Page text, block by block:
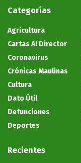
Categorías
Agricultura
Cartas Al Director
Coronavirus
Crónicas Maulinas
Cultura
Dato Útil
Defunciones
Deportes
Recientes